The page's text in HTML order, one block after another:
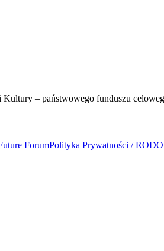
– państwowego funduszu
ForumPolityka Prywatności / RODO